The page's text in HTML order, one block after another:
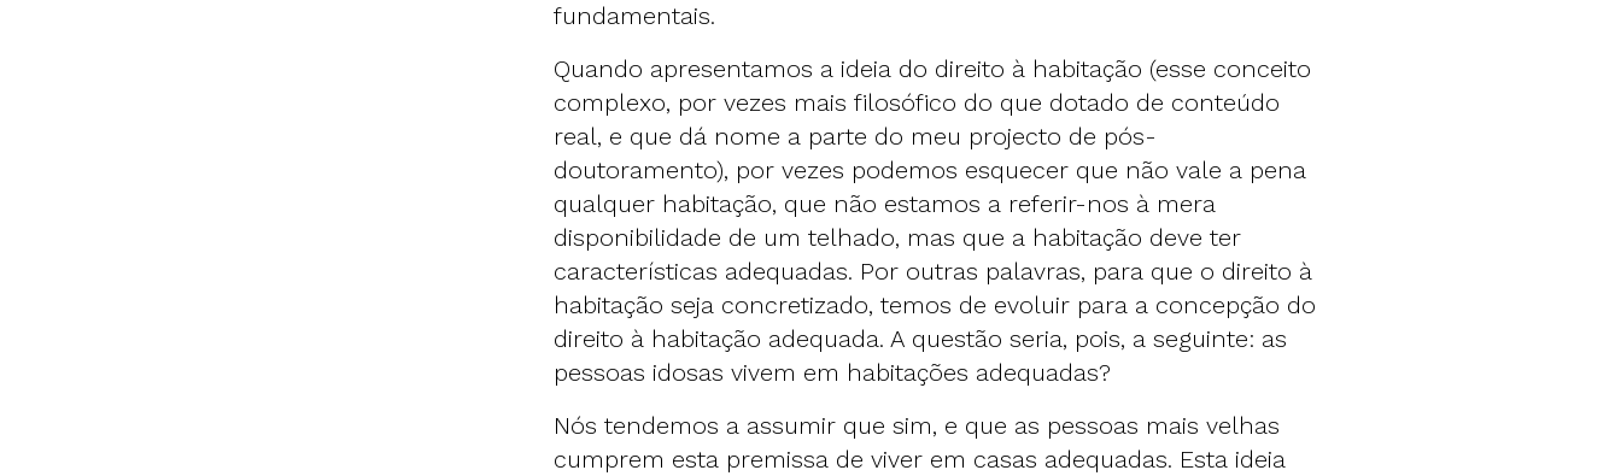
fundamentais.
Quando apresentamos a ideia do direito à habitação (esse conceito
complexo, por vezes mais filosófico do que dotado de conteúdo
real, e que dá nome a parte do meu projecto de pós-
doutoramento), por vezes podemos esquecer que não vale a pena
qualquer habitação, que não estamos a referir-nos à mera
disponibilidade de um telhado, mas que a habitação deve ter
características adequadas. Por outras palavras, para que o direito à
habitação seja concretizado, temos de evoluir para a concepção do
direito à habitação adequada. A questão seria, pois, a seguinte: as
pessoas idosas vivem em habitações adequadas?
Nós tendemos a assumir que sim, e que as pessoas mais velhas
cumprem esta premissa de viver em casas adequadas. Esta ideia